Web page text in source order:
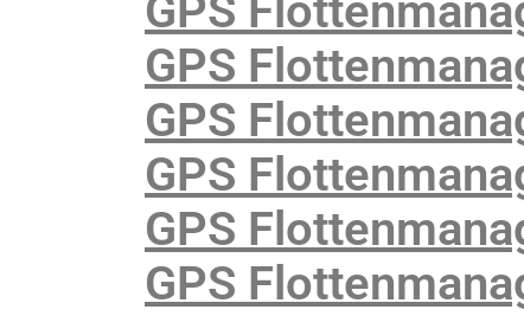
GPS
GPS
GPS
GPS
GPS
GPS